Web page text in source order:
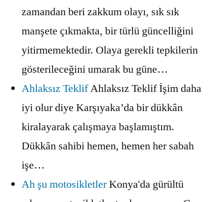
zamandan beri zakkum olayı, sık sık
manşete çıkmakta, bir türlü güncelliğini
yitirmemektedir. Olaya gerekli tepkilerin
gösterileceğini umarak bu güne…
Ahlaksız TeklifAhlaksız Teklif İşim daha
iyi olur diye Karşıyaka’da bir dükkân
kiralayarak çalışmaya başlamıştım.
Dükkân sahibi hemen, hemen her sabah
işe…
Ah şu motosikletlerKonya'da gürültü